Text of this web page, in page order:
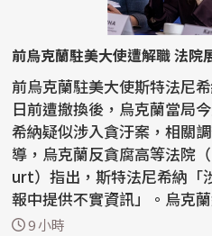
前烏克蘭駐美大使遭解職 法院
前烏克蘭駐美大使斯特法尼
日前遭撤換後，烏克蘭當局
希納疑似涉入貪汙案，相關調查仍
導，烏克蘭反貪腐高等法院
urt）指出，斯特法尼希納「
報中提供不實資訊」。烏克
m...9 小時